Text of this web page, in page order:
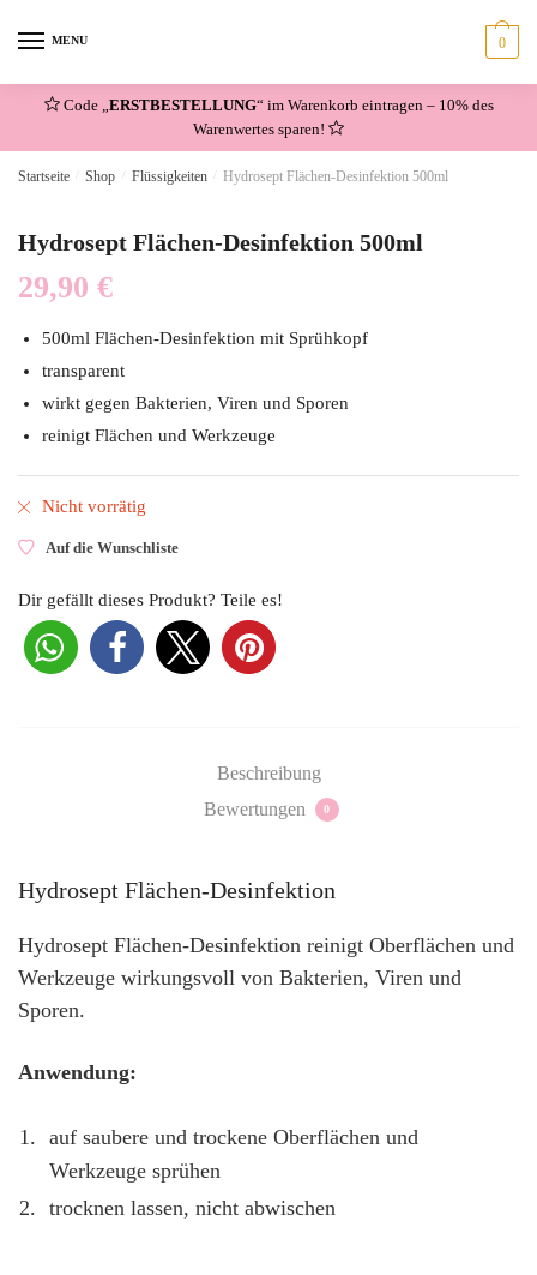
MENU 0
Code „ ERSTBESTELLUNG“ im Warenkorb eintragen – 10% des
Warenwertes sparen!
Startseite Shop Flüssigkeiten Hydrosept Flächen-Desinfektion 500ml
Hydrosept Flächen-Desinfektion 500ml
29,90 €
500ml Flächen-Desinfektion mit Sprühkopf
transparent
wirkt gegen Bakterien, Viren und Sporen
reinigt Flächen und Werkzeuge
Nicht vorrätig
Auf die Wunschliste
Dir gefällt dieses Produkt? Teile es!
Beschreibung
Bewertungen
0
Hydrosept Flächen-Desinfektion
Hydrosept Flächen-Desinfektion reinigt Oberflächen und
Werkzeuge wirkungsvoll von Bakterien, Viren und
Sporen.
Anwendung:
auf saubere und trockene Oberflächen und
Werkzeuge sprühen
trocknen lassen, nicht abwischen